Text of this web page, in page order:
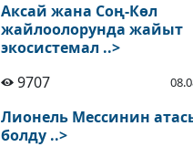
Аксай жана Соң-Көл
жайлоолорунда жайыт
экосистемал ..>
9707
Лионель Мессинин
болду ..>